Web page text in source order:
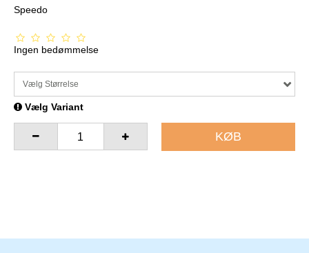
Speedo
Ingen bedømmelse
Vælg Størrelse
Vælg Variant
KØB